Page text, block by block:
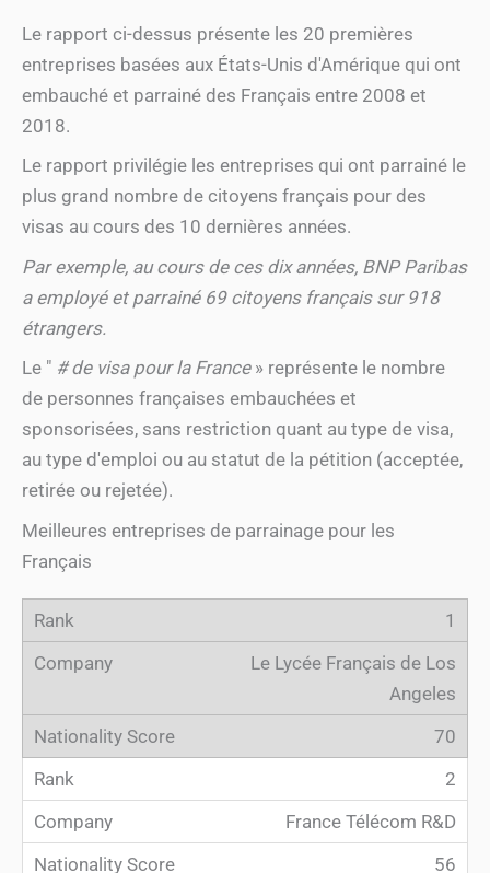
Le rapport ci-dessus présente les 20 premières
entreprises basées aux États-Unis d'Amérique qui ont
embauché et parrainé des Français entre 2008 et
2018.
Le rapport privilégie les entreprises qui ont parrainé le
plus grand nombre de citoyens français pour des
visas au cours des 10 dernières années.
Par exemple, au cours de ces dix années, BNP Paribas
a employé et parrainé 69 citoyens français sur 918
étrangers.
Le " # de visa pour la France» représente le nombre
de personnes françaises embauchées et
sponsorisées, sans restriction quant au type de visa,
au type d'emploi ou au statut de la pétition (acceptée,
retirée ou rejetée).
Meilleures entreprises de parrainage pour les
Français
1
Le Lycée Français de Los
Angeles
70
2
France Télécom R&D
56